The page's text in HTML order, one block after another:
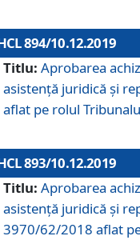
894/10.12.2019
Titlu: Aprobarea
asistenţă juridică şi
aflat pe rolul
893/10.12.2019
Titlu: Aprobarea
asistenţă juridică şi
3970/62/2018 aflat